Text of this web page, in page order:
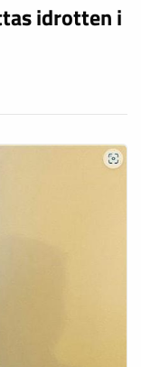
idrotten i